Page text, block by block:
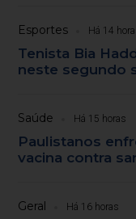
Esportes Há 14
Tenista Bia
neste segundo
Saúde Há 15 horas
Paulistanos
vacina contra
Geral Há 16 horas